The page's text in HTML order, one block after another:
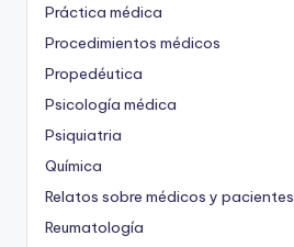
Práctica médica
Procedimientos médicos
Propedéutica
Psicología médica
Psiquiatria
Química
Relatos sobre médicos y pacientes
Reumatología